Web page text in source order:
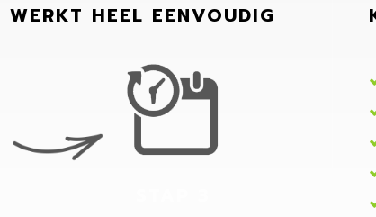
WERKT HEEL EENVOUDIG